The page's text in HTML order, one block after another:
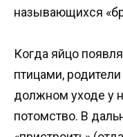
называющихся
Когда яйцо
птицами,
должном уходе у
потомство. В